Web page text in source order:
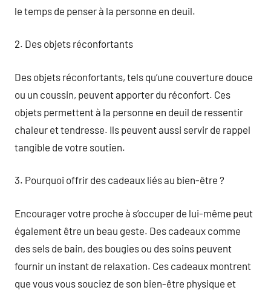
le temps de penser à la personne en deuil.
2. Des objets réconfortants
Des objets réconfortants, tels qu’une couverture douce
ou un coussin, peuvent apporter du réconfort. Ces
objets permettent à la personne en deuil de ressentir
chaleur et tendresse. Ils peuvent aussi servir de rappel
tangible de votre soutien.
3. Pourquoi offrir des cadeaux liés au bien-être ?
Encourager votre proche à s’occuper de lui-même peut
également être un beau geste. Des cadeaux comme
des sels de bain, des bougies ou des soins peuvent
fournir un instant de relaxation. Ces cadeaux montrent
que vous vous souciez de son bien-être physique et